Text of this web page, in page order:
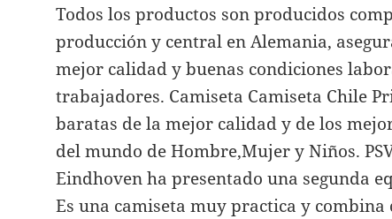
Todos los productos son producidos
producción y central en Alemania,
mejor calidad y buenas condiciones
trabajadores. Camiseta Camiseta Chile
baratas de la mejor calidad y de los
del mundo de Hombre,Mujer y Niños.
Eindhoven ha presentado una segunda
Es una camiseta muy practica y combina